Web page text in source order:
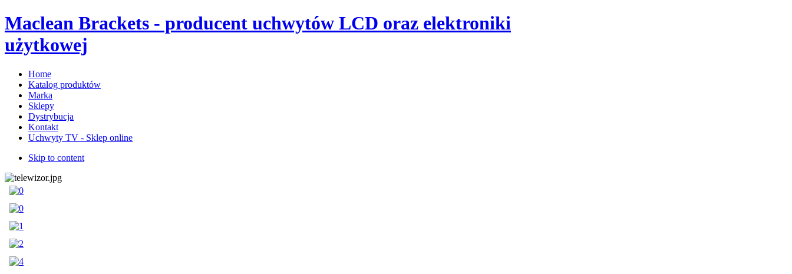
Maclean Brackets - producent uchwytów LCD oraz elektroniki
użytkowej
Home
Katalog produktów
Marka
Sklepy
Dystrybucja
Kontakt
Uchwyty TV - Sklep online
Skip to content